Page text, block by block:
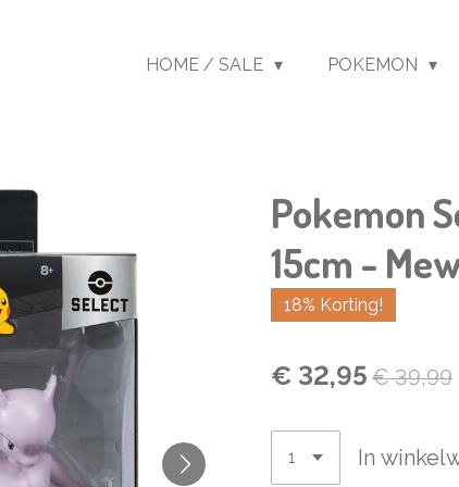
HOME / SALE POKEMON
Pokemon
15cm -
18% Korting!
€ 32,95 € 39,99
In